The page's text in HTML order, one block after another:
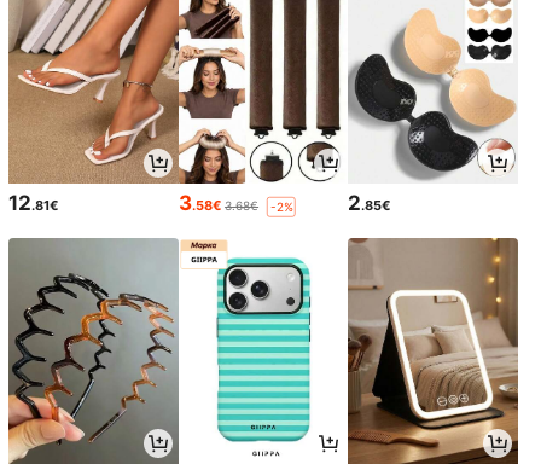
12.81€ 3.58€ 3.68€ -2% 2.85€